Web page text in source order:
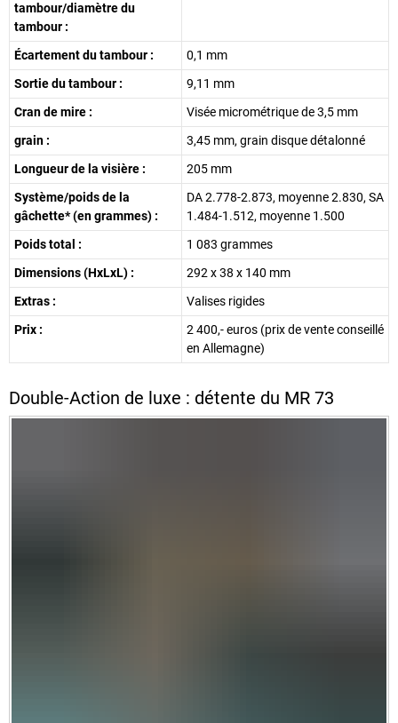
tambour/diamètre du
tambour :
Écartement du tambour :
0,1 mm
Sortie du tambour :
9,11 mm
Cran de mire :
Visée micrométrique de 3,5 mm
grain :
3,45 mm, grain disque détalonné
Longueur de la visière :
205 mm
Système/poids de la
gâchette* (en grammes) :
DA 2.778-2.873, moyenne 2.830, SA
1.484-1.512, moyenne 1.500
Poids total :
1 083 grammes
Dimensions (HxLxL) :
292 x 38 x 140 mm
Extras :
Valises rigides
Prix :
2 400,- euros (prix de vente conseillé
en Allemagne)
Double-Action de luxe : détente du MR 73